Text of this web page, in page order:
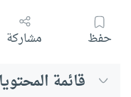
حفظ مشاركة
قائمة